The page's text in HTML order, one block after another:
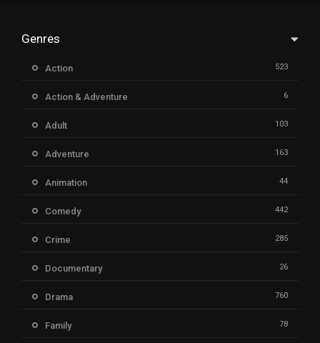
Genres
Action 523
Action & Adventure 6
Adult 103
Adventure 163
Animation 44
Comedy 442
Crime 285
Documentary 26
Drama 760
Family 78